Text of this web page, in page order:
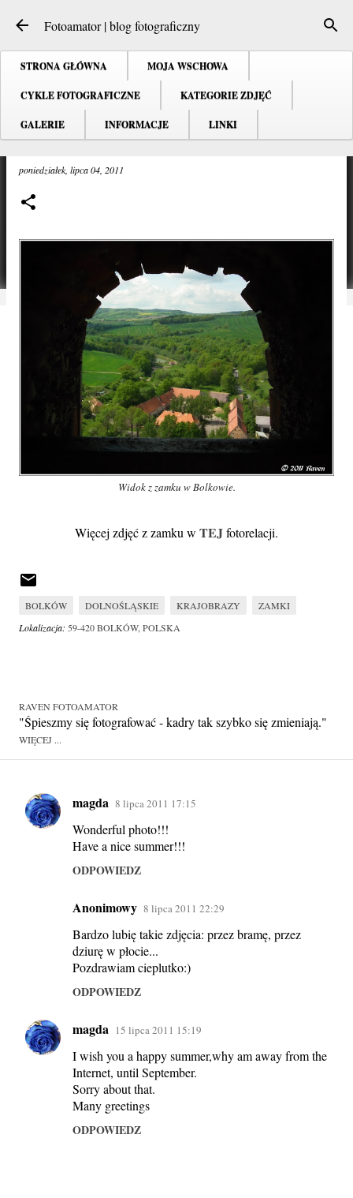
Przejdź do głównej zawartości
Fotoamator | blog fotograficzny
STRONA GŁÓWNA MOJA WSCHOWA
CYKLE FOTOGRAFICZNE KATEGORIE ZDJĘĆ
GALERIE INFORMACJE LINKI
Okno na świat ...
poniedziałek, lipca 04, 2011
Widok z zamku w Bolkowie.
Więcej zdjęć z zamku w TEJfotorelacji.
BOLKÓW DOLNOŚLĄSKIE KRAJOBRAZY
ZAMKI
Lokalizacja: 59-420 BOLKÓW, POLSKA
RAVEN FOTOAMATOR
"Śpieszmy się fotografować - kadry tak szybko się zmieniają."
WIĘCEJ ...
K
magda 8 lipca 2011 17:15
Wonderful photo!!!
Have a nice summer!!!
ODPOWIEDZ
Anonimowy 8 lipca 2011 22:29
Bardzo lubię takie zdjęcia: przez bramę, przez
dziurę w płocie...
Pozdrawiam cieplutko:)
ODPOWIEDZ
magda 15 lipca 2011 15:19
I wish you a happy summer,why am away from the
Internet, until September.
Sorry about that.
Many greetings
ODPOWIEDZ